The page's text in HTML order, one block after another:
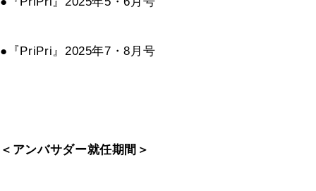
●『PriPri』 2025年7 ・8 月号
＜アンバサダー就任期間＞